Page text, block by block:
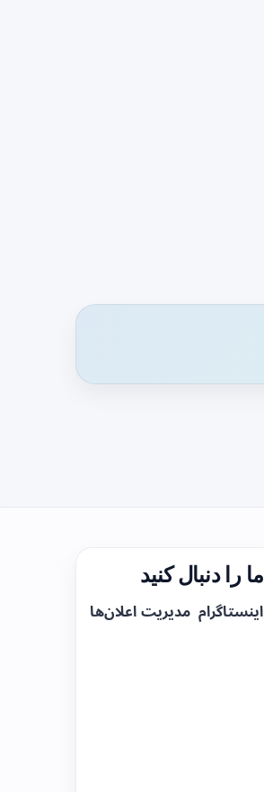
ما را دنبال کنید
اینستاگرام مدیریت اعلان‌ها